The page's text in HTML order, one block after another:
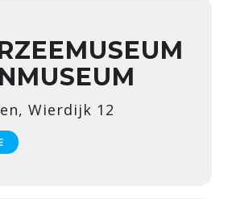
Wierdijk 12